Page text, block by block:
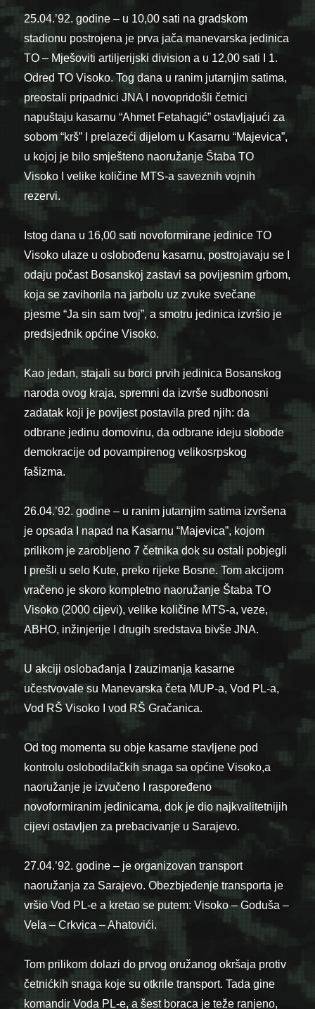
25.04.’92. godine – u 10,00 sati na gradskom
stadionu postrojena je prva jača manevarska jedinica
TO – Mješoviti artiljerijski division a u 12,00 sati I 1.
Odred TO Visoko. Tog dana u ranim jutarnjim satima,
preostali pripadnici JNA I novopridošli četnici
napuštaju kasarnu “Ahmet Fetahagić” ostavljajući za
sobom “krš” I prelazeći dijelom u Kasarnu “Majevica”,
u kojoj je bilo smješteno naoružanje Štaba TO
Visoko I velike količine MTS-a saveznih vojnih
rezervi.
Istog dana u 16,00 sati novoformirane jedinice TO
Visoko ulaze u oslobođenu kasarnu, postrojavaju se I
odaju počast Bosanskoj zastavi sa povijesnim grbom,
koja se zavihorila na jarbolu uz zvuke svečane
pjesme “Ja sin sam tvoj”, a smotru jedinica izvršio je
predsjednik općine Visoko.
Kao jedan, stajali su borci prvih jedinica Bosanskog
naroda ovog kraja, spremni da izvrše sudbonosni
zadatak koji je povijest postavila pred njih: da
odbrane jedinu domovinu, da odbrane ideju slobode
demokracije od povampirenog velikosrpskog
fašizma.
26.04.’92. godine – u ranim jutarnjim satima izvršena
je opsada I napad na Kasarnu “Majevica”, kojom
prilikom je zarobljeno 7 četnika dok su ostali pobjegli
I prešli u selo Kute, preko rijeke Bosne. Tom akcijom
vračeno je skoro kompletno naoružanje Štaba TO
Visoko (2000 cijevi), velike količine MTS-a, veze,
ABHO, inžinjerije I drugih sredstava bivše JNA.
U akciji oslobađanja I zauzimanja kasarne
učestvovale su Manevarska četa MUP-a, Vod PL-a,
Vod RŠ Visoko I vod RŠ Gračanica.
Od tog momenta su obje kasarne stavljene pod
kontrolu oslobodilačkih snaga sa općine Visoko,a
naoružanje je izvučeno I raspoređeno
novoformiranim jedinicama, dok je dio najkvalitetnijih
cijevi ostavljen za prebacivanje u Sarajevo.
27.04.’92. godine – je organizovan transport
naoružanja za Sarajevo. Obezbjeđenje transporta je
vršio Vod PL-e a kretao se putem: Visoko – Goduša –
Vela – Crkvica – Ahatovići.
Tom prilikom dolazi do prvog oružanog okršaja protiv
četnićkih snaga koje su otkrile transport. Tada gine
komandir Voda PL-e, a šest boraca je teže ranjeno,